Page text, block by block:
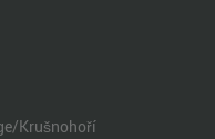
Krušnohoří